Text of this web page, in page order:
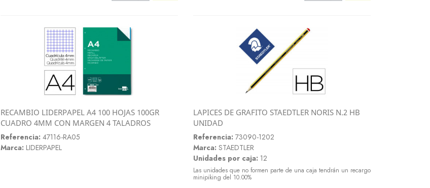
Vista rápida
RECAMBIO LIDERPAPEL A4 100 HOJAS 100GR
CUADRO 4MM CON MARGEN 4 TALADROS
Referencia: 47116-RA05
Marca: LIDERPAPEL
LAPICES DE GRAFITO STAEDTLER NORIS N.2 HB
UNIDAD
Referencia: 73090-1202
Marca: STAEDTLER
Unidades por caja: 12
Las unidades que no formen parte de una caja tendrán un recargo
minipiking del 10.00%